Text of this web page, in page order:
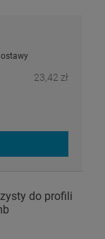
23,42 zł
do profili